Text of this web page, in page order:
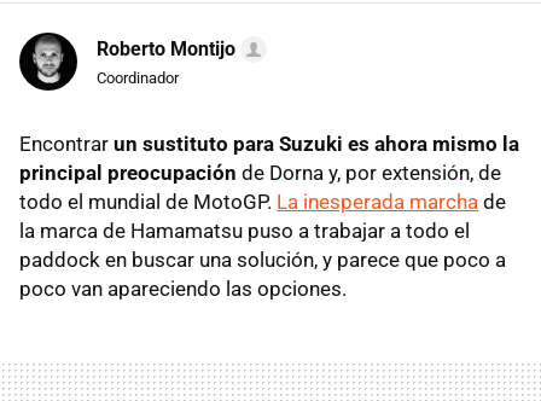
Roberto Montijo
Coordinador
Encontrar un sustituto para Suzuki es ahora mismo la
principal preocupación de Dorna y, por extensión, de
todo el mundial de MotoGP. La inesperada marcha de
la marca de Hamamatsu puso a trabajar a todo el
paddock en buscar una solución, y parece que poco a
poco van apareciendo las opciones.